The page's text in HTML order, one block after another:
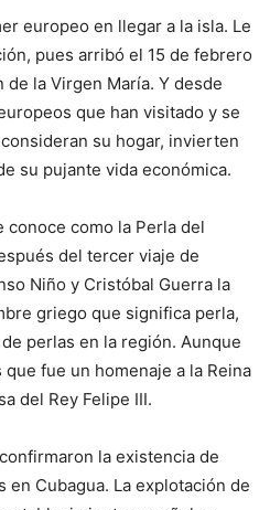
europeo en llegar a la isla. Le
pues arribó el 15 de febrero
de la Virgen María. Y desde
que han visitado y se
su hogar, invierten
su pujante vida económica.
conoce como la Perla del
del tercer viaje de
Niño y Cristóbal Guerra la
griego que significa perla,
perlas en la región. Aunque
fue un homenaje a la Reina
del Rey Felipe III.
la existencia de
Cubagua. La explotación de